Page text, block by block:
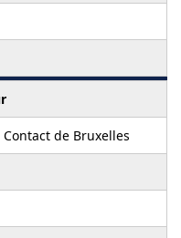
Contact de Bruxelles